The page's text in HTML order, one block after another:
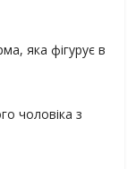
яка фігурує в
чоловіка з